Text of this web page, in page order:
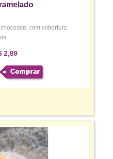
com cobertura
2,89
Comprar